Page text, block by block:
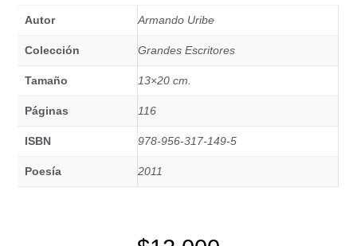
Autor Armando Uribe
Colección Grandes Escritores
Tamaño 13×20 cm.
Páginas 116
ISBN 978-956-317-149-5
Poesía 2011